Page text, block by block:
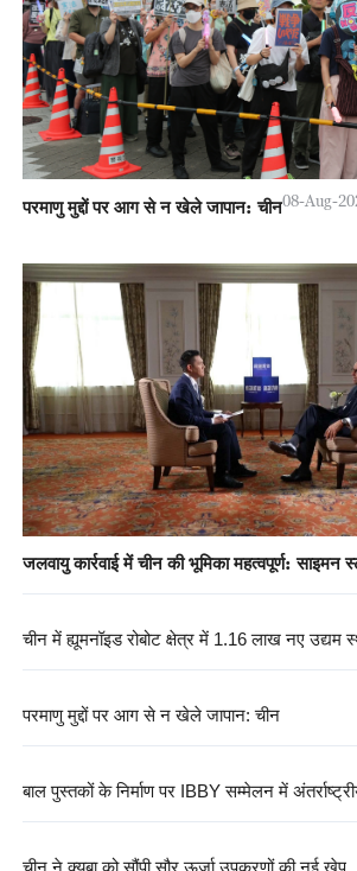
परमाणु मुद्दों पर आग से न खेले जापान: चीन08-Aug-
जलवायु कार्रवाई में चीन की भूमिका महत्वपूर्ण: साइमन
चीन में ह्यूमनॉइड रोबोट क्षेत्र में 1.16 लाख नए उद्यम
परमाणु मुद्दों पर आग से न खेले जापान: चीन
बाल पुस्तकों के निर्माण पर IBBY सम्मेलन में